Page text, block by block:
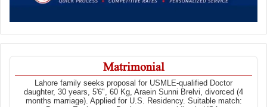
Matrimonial
Lahore family seeks proposal for USMLE-qualified Doctor
daughter, 30 years, 5'6", 60 Kg, Araein Sunni Brelvi, divorced (4
months marriage). Applied for U.S. Residency. Suitable match: